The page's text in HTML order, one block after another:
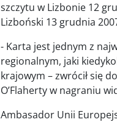
szczytu w Lizbonie 12
Lizboński 13 grudnia
- Karta jest jednym z
regionalnym, jaki
krajowym – zwrócił się
O’Flaherty w nagraniu
Ambasador Unii